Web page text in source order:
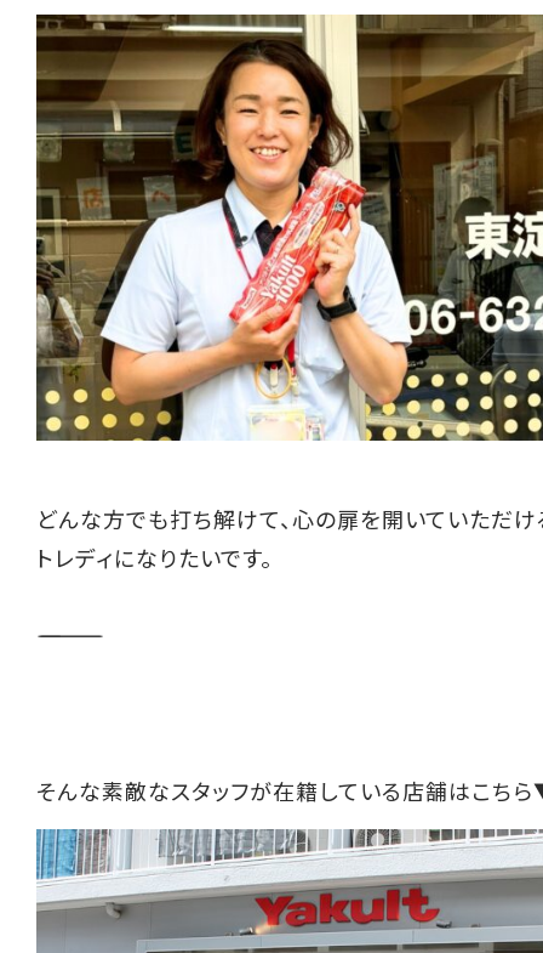
どんな方でも打ち解けて、心の扉を開いていただ
トレディになりたいです。
――――――――――
そんな素敵なスタッフが在籍している店舗はこち